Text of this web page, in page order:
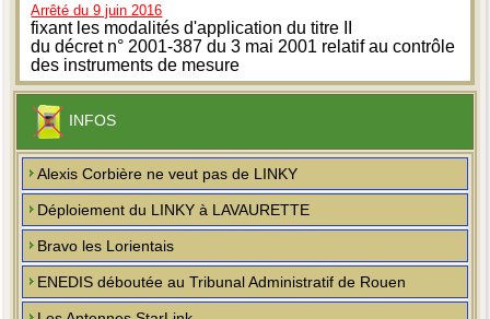
Arrêté du 9 juin 2016
fixant les modalités d'application du titre II
du décret n° 2001-387 du 3 mai 2001 relatif au contrôle
des instruments de mesure
INFOS
Alexis Corbière ne veut pas de LINKY
Déploiement du LINKY à LAVAURETTE
Bravo les Lorientais
ENEDIS déboutée au Tribunal Administratif de Rouen